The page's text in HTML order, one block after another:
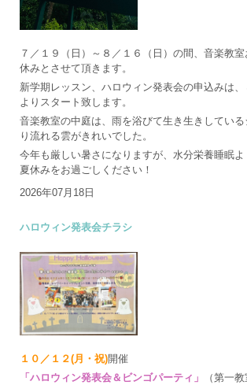
７／１９（日）～８／１６（日）の間、音楽教
休みとさせて頂きます。
新学期レッスン、ハロウィン発表会の申込みは
よりスタート致します。
音楽教室の中庭は、雨を浴びて生き生きしている
り流れる雲がきれいでした。
今年も厳しい暑さになりますが、水分栄養睡眠
夏休みをお過ごしください！
2026年07月18日
ハロウィン発表会チラシ
１０／１２(月・祝)開催
「ハロウィン発表会＆ビンゴパーティ」
（第一